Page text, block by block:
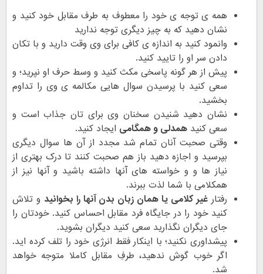
همه ی توجه ی خود را معطوف به طرف مقابل خود کنید و
نشان دهید که به چیز دیگری توجه ندارید
وانمود کنید به اندازه ی کافی برای وی وقت دارید و با تکان
دادن سر او را تایید کنید.
پیش از هر گونه پاسخی مکث کنید و وسط حرف او نپرید؛ و
سعی کنید با پرسیدن سوال هایی مکالمه ی وی را تداوم
بخشید.
نشان دهید شنیدن سخنان وی برای تان جذاب است و
سعی کنید همدلی و همگامی ایجاد کنید.
وقتی صحبت آنان تمام شد مجدد از آن ها سوال دیگری
بپرسید و اجازه دهید باز هم صحبت کنند تا درک بهتری از
نیاز ها و و خواسته های آنها داشته باشید و آنها نیز از
همکلامی با شما لذت ببرند.
رفتار غیر کلامی یا همان زبان بدن آنها را بخوانید و تلاش
کنید خود را در جایگاه فرد مقابل احساس کنید. خودتان را
جای دیگران نگذارید سعی کنید دیگران بشوید.
پیشداوری نکنید؛ با اینکار فقط انرژی خود را تلف کرده اید.
اگر خوب گوش ندهید، طرفِ مقابل کاملا متوجه خواهد
شد.